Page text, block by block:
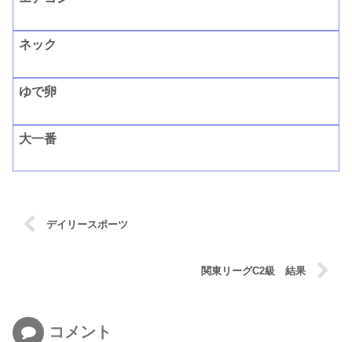
ネック
ゆで卵
大一番
デイリースポーツ
関東リーグC2級 結果
コメント